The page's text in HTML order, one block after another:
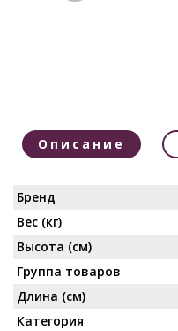
Описание
Бренд
Вес (кг)
Высота (см)
Группа товаров
Длина (см)
Категория